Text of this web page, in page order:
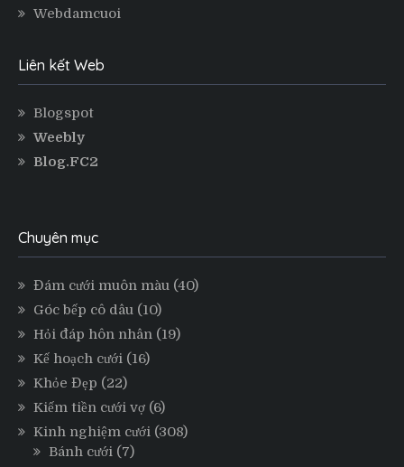
Webdamcuoi
Liên kết Web
Blogspot
Weebly
Blog.FC2
Chuyên mục
Đám cưới muôn màu (40)
Góc bếp cô dâu (10)
Hỏi đáp hôn nhân (19)
Kế hoạch cưới (16)
Khỏe Đẹp (22)
Kiếm tiền cưới vợ (6)
Kinh nghiệm cưới (308)
Bánh cưới (7)